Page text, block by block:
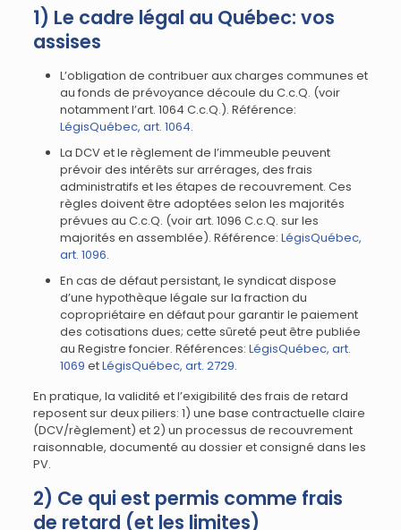
1) Le cadre légal au Québec: vos
assises
L’obligation de contribuer aux charges communes et
au fonds de prévoyance découle du C.c.Q. (voir
notamment l’art. 1064 C.c.Q.). Référence:
LégisQuébec, art. 1064.
La DCV et le règlement de l’immeuble peuvent
prévoir des intérêts sur arrérages, des frais
administratifs et les étapes de recouvrement. Ces
règles doivent être adoptées selon les majorités
prévues au C.c.Q. (voir art. 1096 C.c.Q. sur les
majorités en assemblée). Référence: LégisQuébec,
art. 1096.
En cas de défaut persistant, le syndicat dispose
d’une hypothèque légale sur la fraction du
copropriétaire en défaut pour garantir le paiement
des cotisations dues; cette sûreté peut être publiée
au Registre foncier. Références: LégisQuébec, art.
1069 etLégisQuébec, art. 2729.
En pratique, la validité et l’exigibilité des frais de retard
reposent sur deux piliers: 1) une base contractuelle claire
(DCV/règlement) et 2) un processus de recouvrement
raisonnable, documenté au dossier et consigné dans les
PV.
2) Ce qui est permis comme frais
de retard (et les limites)